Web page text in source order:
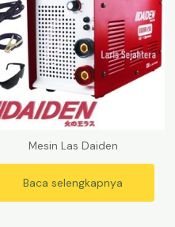
Mesin Las Daiden
Baca selengkapnya